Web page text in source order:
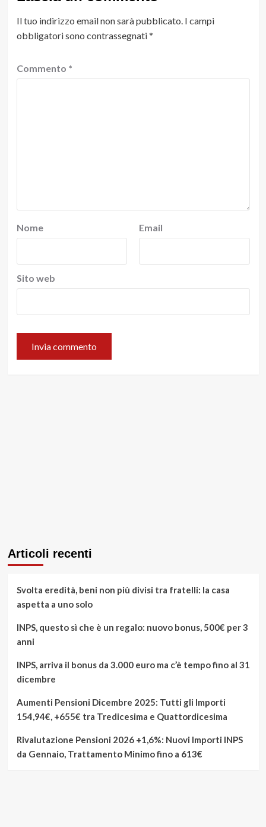
Il tuo indirizzo email non sarà pubblicato. I campi
obbligatori sono contrassegnati*
Commento *
Nome Email
Sito web
Articoli recenti
Svolta eredità, beni non più divisi tra fratelli: la casa
aspetta a uno solo
INPS, questo sì che è un regalo: nuovo bonus, 500€ per 3
anni
INPS, arriva il bonus da 3.000 euro ma c’è tempo fino al 31
dicembre
Aumenti Pensioni Dicembre 2025: Tutti gli Importi
154,94€, +655€ tra Tredicesima e Quattordicesima
Rivalutazione Pensioni 2026 +1,6%: Nuovi Importi INPS
da Gennaio, Trattamento Minimo fino a 613€